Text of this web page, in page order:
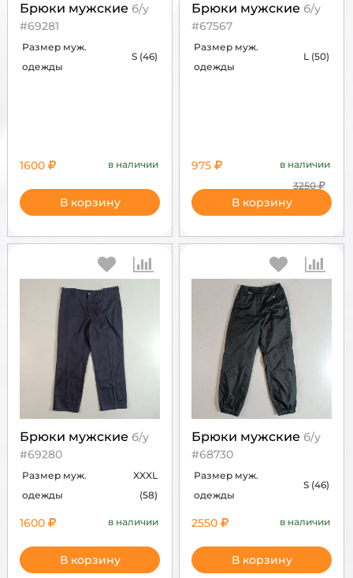
Брюки мужские б/у
#69281
Размер муж.
одежды
S (46)
1600 в наличии
В корзину
Брюки мужские б/у
#67567
Размер муж.
одежды
L (50)
975
в наличии
3250
В корзину
Брюки мужские б/у
#69280
Размер муж.
одежды
XXXL
(58)
1600 в наличии
В корзину
Брюки мужские б/у
#68730
Размер муж.
одежды
S (46)
2550 в наличии
В корзину